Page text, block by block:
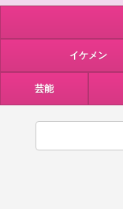
イケメン
芸能